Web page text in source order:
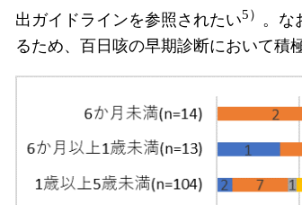
出ガイドラインを参照されたい5）
。な
るため、百日咳の早期診断において積